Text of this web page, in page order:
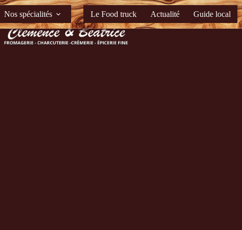
Nos spécialités Le Food truck Actualité Guide local